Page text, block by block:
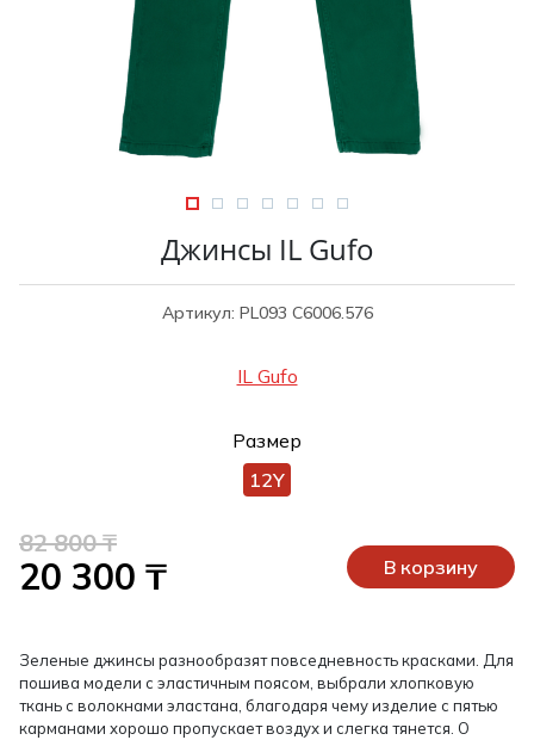
Туники
Спортивная
Топы / Майки
Туфли
Шорты
Футболки /
Рубашки /
Туники
Спортивная
Футболки /
Джинсы IL Gufo
Артикул: PL093 C6006.576
IL Gufo
Размер
12Y
82 800 ₸
20 300 ₸ В корзину
Зеленые джинсы разнообразят повседневность красками. Для
пошива модели с эластичным поясом, выбрали хлопковую
ткань с волокнами эластана, благодаря чему изделие с пятью
карманами хорошо пропускает воздух и слегка тянется. О